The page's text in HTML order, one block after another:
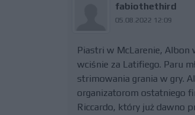
fabiothethird
05.08.2022 12:09
Piastri w McLarenie, Albon
wciśnie za Latifiego. Paru
strimowania grania w gry.
organizatorom ostatniego
Riccardo, który już dawno